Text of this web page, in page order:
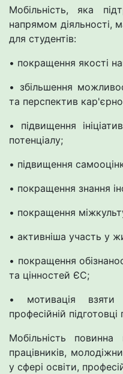
Мобільність, яка
напрямом діяльності,
для студентів:
• покращення якості
• збільшення
та перспектив
• підвищення
потенціалу;
• підвищення
• покращення знання
• покращення
• активніша участь у
• покращення
та цінностей ЄС;
• мотивація
професійній
Мобільність
працівників,
у сфері освіти,